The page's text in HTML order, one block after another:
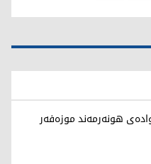
هونەرمەند موزەفەر